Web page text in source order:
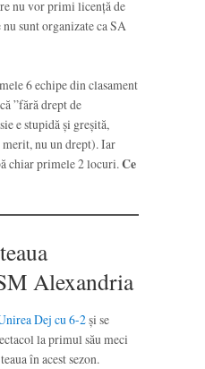
nu vor primi licență de
sunt organizate ca SA
6 echipe din clasament
”fără drept de
e stupidă și greșită,
merit, nu un drept). Iar
chiar primele 2 locuri.Ce
Alexandria
Dej cu 6-2și se
la primul său meci
în acest sezon.